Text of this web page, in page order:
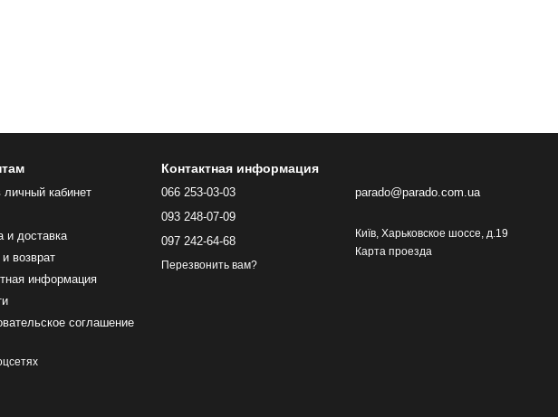
личный кабинет
и доставка
возврат
информация
соглашение
Контактная информация
066 253-03-03
093 248-07-09
097 242-64-68
Перезвонить вам?
parado@parado.com.ua
Київ, Харьковское шоссе, д.19
Карта проезда